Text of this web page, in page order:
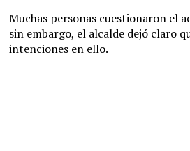
Muchas personas cuestionaron el
sin embargo, el alcalde dejó claro
intenciones en ello.